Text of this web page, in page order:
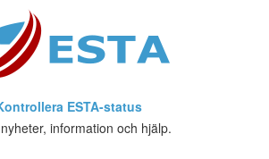
ESTA-status
information och hjälp.